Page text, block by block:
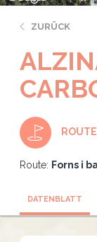
ZURÜCK
Route: Forns i
DATENBLATT